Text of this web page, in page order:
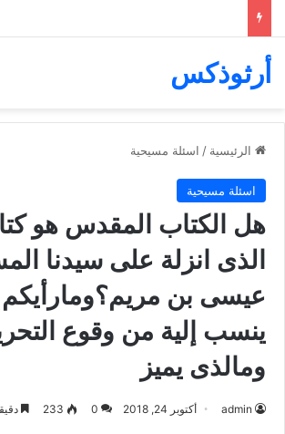
أرثوذكس
الرئيسية / اسئلة مسيحية
اسئلة مسيحية
هل الكتاب المقدس هو
الذى انزلة على سيدنا
عيسى بن مريم؟ومارأيكم
ينسب إلية من وقوع
ومالذى يميز
admin أكتوبر 24, 2018 0
233